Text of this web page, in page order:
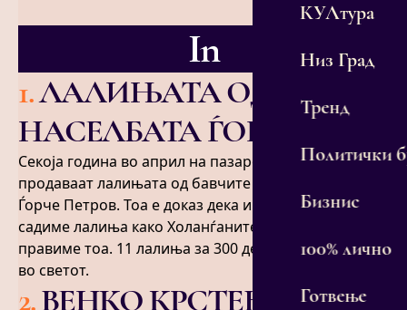
КУЛтура
Низ Град
Тренд
Политички
Бизнис
100% лично
Готвење
In
1.ЛАЛИЊАТА ОД
НАСЕЛБАТА ЃОРЧЕ
Секоја година во април на пазарот Буњаковец се
продаваат лалињата од бавчите во населбата
Ѓорче Петров. Тоа е доказ дека и ние може да
садиме лалиња како Холанѓаните, но не го
правиме тоа. 11 лалиња за 300 денари. Најевтини
во светот.
2.ВЕНКО КРСТЕВСКИ